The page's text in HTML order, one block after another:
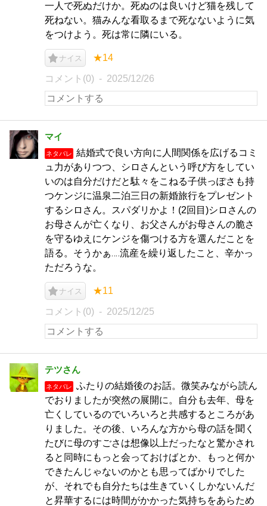
一人で死ぬだけか。死ぬのは良いけど猫を残して
死ねない。猫みんな看取るまで死なないように気
をつけよう。死は常に隣にいる。
ナイス ★14
コメント(0) 2025/12/26
マイ
ネタバレ
結婚式で良い方向に人間関係を広げるコミ
ュ力がありつつ、シロさんという呼び方をしてい
いのは自分だけだと駄々をこねる子供っぽさも持
つケンジに温泉二泊三日の新婚旅行をプレゼント
するシロさん。スパダリかよ！(2回目)シロさんの
お母さんが亡くなり、お父さんがお母さんの脆さ
を守るゆえにケンジを傷つける方を選んだことを
語る。そうかぁ‥‥流産を繰り返したこと、辛かっ
ただろうな。
ナイス ★11
コメント(0) 2025/12/25
テツさん
ネタバレ
ふたりの結婚後のお話。微笑みながら読ん
でおりましたが突然の展開に。自分も去年、母を
亡くしているのでいろいろと共感するところがあ
りました。その後、いろんな方から母の話を聞く
たびに母のすごさは想像以上だったなと驚かされ
ると同時にもっと会っておけばとか、もっと何か
できたんじゃないのかとも思ってばかりでした
が、それでも自分たちは生きていくしかないんだ
と昇華するには時間がかかった気持ちをあらため